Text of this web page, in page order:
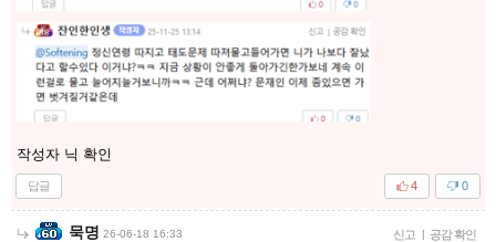
작성자 닉 확인
답글 0
4
묵명 26-06-18 16:33 신고 | 공감 확인